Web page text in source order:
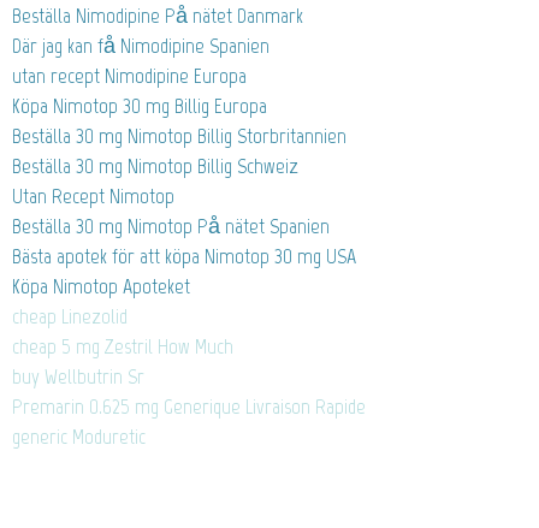
Beställa Nimodipine På nätet Danmark
Där jag kan få Nimodipine Spanien
utan recept Nimodipine Europa
Köpa Nimotop 30 mg Billig Europa
Beställa 30 mg Nimotop Billig Storbritannien
Beställa 30 mg Nimotop Billig Schweiz
Utan Recept Nimotop
Beställa 30 mg Nimotop På nätet Spanien
Bästa apotek för att köpa Nimotop 30 mg USA
Köpa Nimotop Apoteket
cheap Linezolid
cheap 5 mg Zestril How Much
buy Wellbutrin Sr
Premarin 0.625 mg Generique Livraison Rapide
generic Moduretic